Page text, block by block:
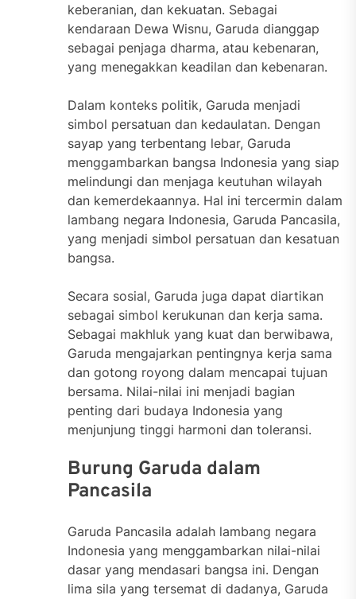
keberanian, dan kekuatan. Sebagai
kendaraan Dewa Wisnu, Garuda dianggap
sebagai penjaga dharma, atau kebenaran,
yang menegakkan keadilan dan kebenaran.
Dalam konteks politik, Garuda menjadi
simbol persatuan dan kedaulatan. Dengan
sayap yang terbentang lebar, Garuda
menggambarkan bangsa Indonesia yang siap
melindungi dan menjaga keutuhan wilayah
dan kemerdekaannya. Hal ini tercermin dalam
lambang negara Indonesia, Garuda Pancasila,
yang menjadi simbol persatuan dan kesatuan
bangsa.
Secara sosial, Garuda juga dapat diartikan
sebagai simbol kerukunan dan kerja sama.
Sebagai makhluk yang kuat dan berwibawa,
Garuda mengajarkan pentingnya kerja sama
dan gotong royong dalam mencapai tujuan
bersama. Nilai-nilai ini menjadi bagian
penting dari budaya Indonesia yang
menjunjung tinggi harmoni dan toleransi.
Burung Garuda dalam
Pancasila
Garuda Pancasila adalah lambang negara
Indonesia yang menggambarkan nilai-nilai
dasar yang mendasari bangsa ini. Dengan
lima sila yang tersemat di dadanya, Garuda